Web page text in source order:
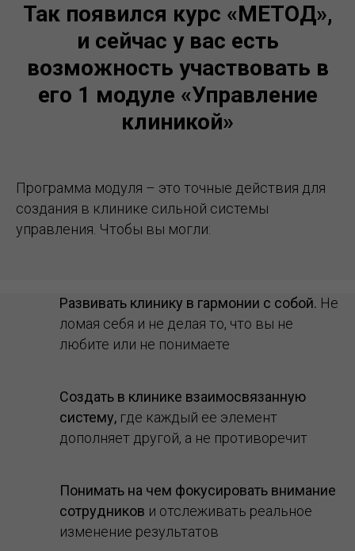
Так появился курс «МЕТОД»,
и сейчас у вас есть
возможность участвовать в
его 1 модуле «Управление
клиникой»
Программа модуля – это точные действия для
создания в клинике сильной системы
управления. Чтобы вы могли:
Развивать клинику в гармонии с собой. Не
ломая себя и не делая то, что вы не
любите или не понимаете
Создать в клинике взаимосвязанную
систему, где каждый ее элемент
дополняет другой, а не противоречит
Понимать на чем фокусировать внимание
сотрудников и отслеживать реальное
изменение результатов